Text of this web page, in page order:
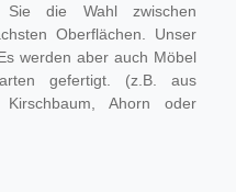
Sie die Wahl zwischen
Oberflächen. Unser
werden aber auch Möbel
gefertigt. (z.B. aus
Ahorn oder